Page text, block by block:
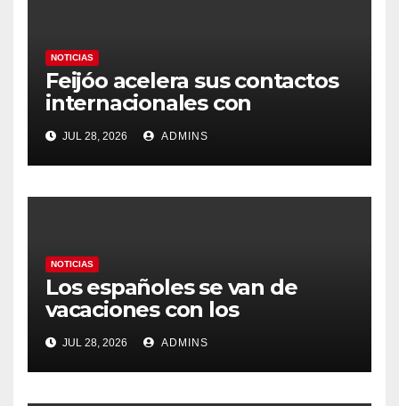
NOTICIAS
Feijóo acelera sus contactos
internacionales con
Latinoamérica como socio
prioritario en su agenda de
gobierno
JUL 28, 2026 ADMINS
NOTICIAS
Los españoles se van de
vacaciones con los
carburantes hasta un 21%
más caros que el año pasado
y los hoteles disparados
JUL 28, 2026 ADMINS